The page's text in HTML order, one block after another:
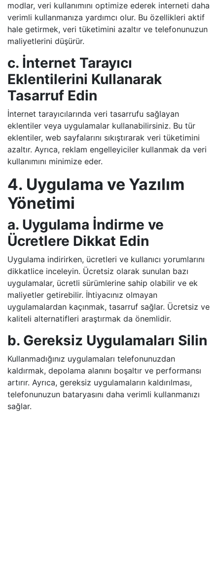
modlar, veri kullanımını optimize ederek interneti daha
verimli kullanmanıza yardımcı olur. Bu özellikleri aktif
hale getirmek, veri tüketimini azaltır ve telefonunuzun
maliyetlerini düşürür.
c. İnternet Tarayıcı
Eklentilerini Kullanarak
Tasarruf Edin
İnternet tarayıcılarında veri tasarrufu sağlayan
eklentiler veya uygulamalar kullanabilirsiniz. Bu tür
eklentiler, web sayfalarını sıkıştırarak veri tüketimini
azaltır. Ayrıca, reklam engelleyiciler kullanmak da veri
kullanımını minimize eder.
4. Uygulama ve Yazılım
Yönetimi
a. Uygulama İndirme ve
Ücretlere Dikkat Edin
Uygulama indirirken, ücretleri ve kullanıcı yorumlarını
dikkatlice inceleyin. Ücretsiz olarak sunulan bazı
uygulamalar, ücretli sürümlerine sahip olabilir ve ek
maliyetler getirebilir. İhtiyacınız olmayan
uygulamalardan kaçınmak, tasarruf sağlar. Ücretsiz ve
kaliteli alternatifleri araştırmak da önemlidir.
b. Gereksiz Uygulamaları Silin
Kullanmadığınız uygulamaları telefonunuzdan
kaldırmak, depolama alanını boşaltır ve performansı
artırır. Ayrıca, gereksiz uygulamaların kaldırılması,
telefonunuzun bataryasını daha verimli kullanmanızı
sağlar.